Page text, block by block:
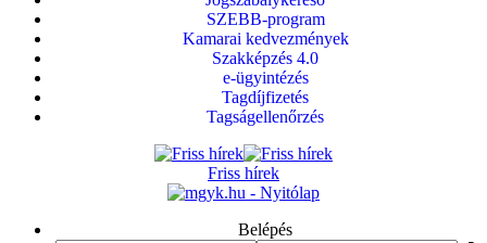
SZEBB-program
Kamarai kedvezmények
Szakképzés 4.0
e-ügyintézés
Tagdíjfizetés
Tagságellenőrzés
Friss hírek
Belépés